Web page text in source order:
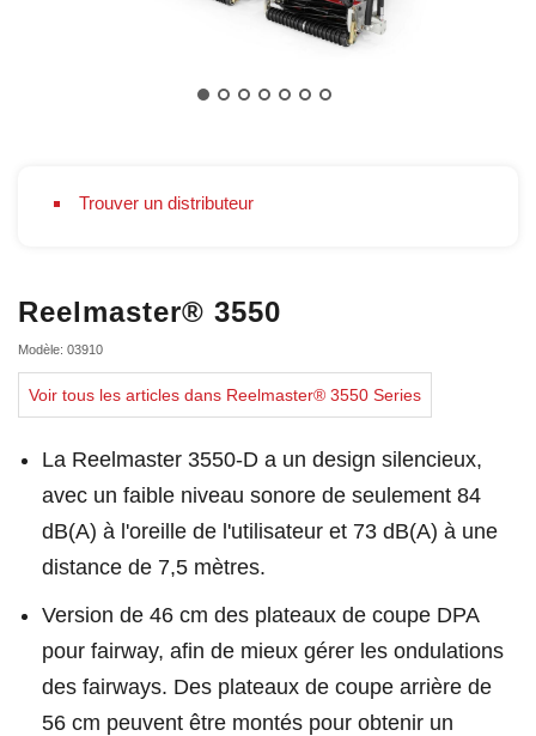
Trouver un distributeur
Reelmaster® 3550
Modèle: 03910
Voir tous les articles dans Reelmaster® 3550 Series
La Reelmaster 3550-D a un design silencieux,
avec un faible niveau sonore de seulement 84
dB(A) à l'oreille de l'utilisateur et 73 dB(A) à une
distance de 7,5 mètres.
Version de 46 cm des plateaux de coupe DPA
pour fairway, afin de mieux gérer les ondulations
des fairways. Des plateaux de coupe arrière de
56 cm peuvent être montés pour obtenir un